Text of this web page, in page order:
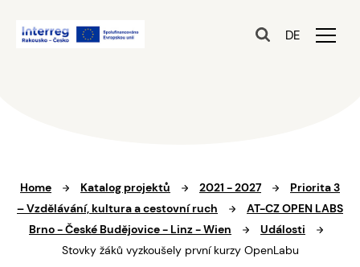
DE
Home Katalog projektů 2021 - 2027
Priorita 3
– Vzdělávání, kultura a cestovní ruch
AT-CZ OPEN LABS
Brno - České Budějovice - Linz - Wien
Události
Stovky žáků vyzkoušely první kurzy OpenLabu